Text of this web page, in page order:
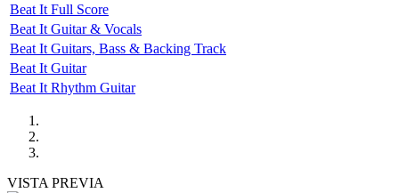
Beat It Full Score
Beat It Guitar & Vocals
Beat It Guitars, Bass & Backing Track
Beat It Guitar
Beat It Rhythm Guitar
VISTA PREVIA